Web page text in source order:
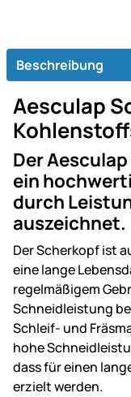
Beschreibung
Aesculap
Der
ein
durch
auszeichnet.
Der Scherkopf ist
eine lange
regelmäßigem
Schneidleistung
Schleif- und
hohe
dass für einen
erzielt werden.